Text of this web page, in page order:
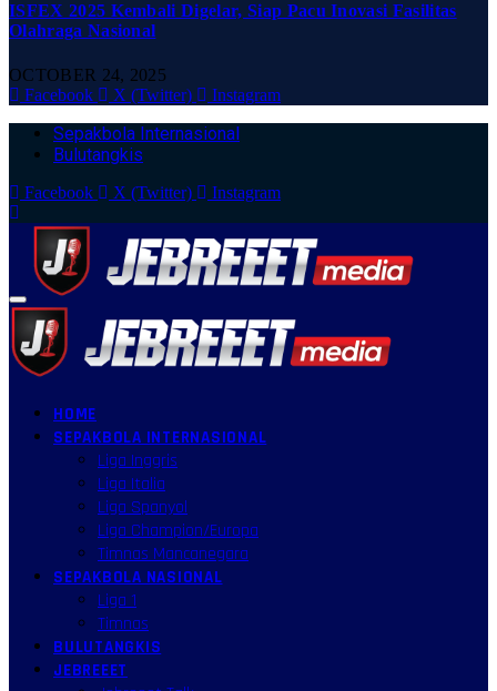
ISFEX 2025 Kembali Digelar, Siap Pacu Inovasi Fasilitas
Olahraga Nasional
OCTOBER 24, 2025
Facebook
X (Twitter) Instagram
Sepakbola Internasional
Bulutangkis
Facebook X (Twitter) Instagram
HOME
SEPAKBOLA INTERNASIONAL
Liga Inggris
Liga Italia
Liga Spanyol
Liga Champion/Europa
Timnas Mancanegara
SEPAKBOLA NASIONAL
Liga 1
Timnas
BULUTANGKIS
JEBREEET